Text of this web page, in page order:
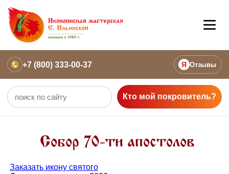
+7 (800) 333-00-37 Я Отзывы
Кто мой покровитель?
Собор 70-ти апостолов
Заказать икону святого